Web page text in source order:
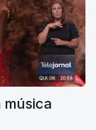
música